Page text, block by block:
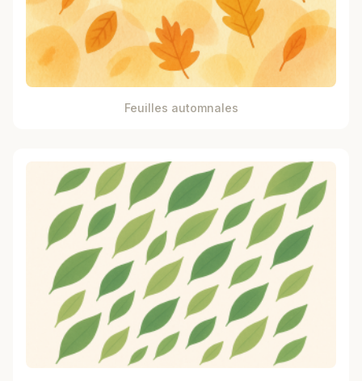
Feuilles automnales